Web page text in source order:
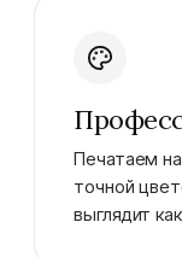
Печатаем
точной
выглядит